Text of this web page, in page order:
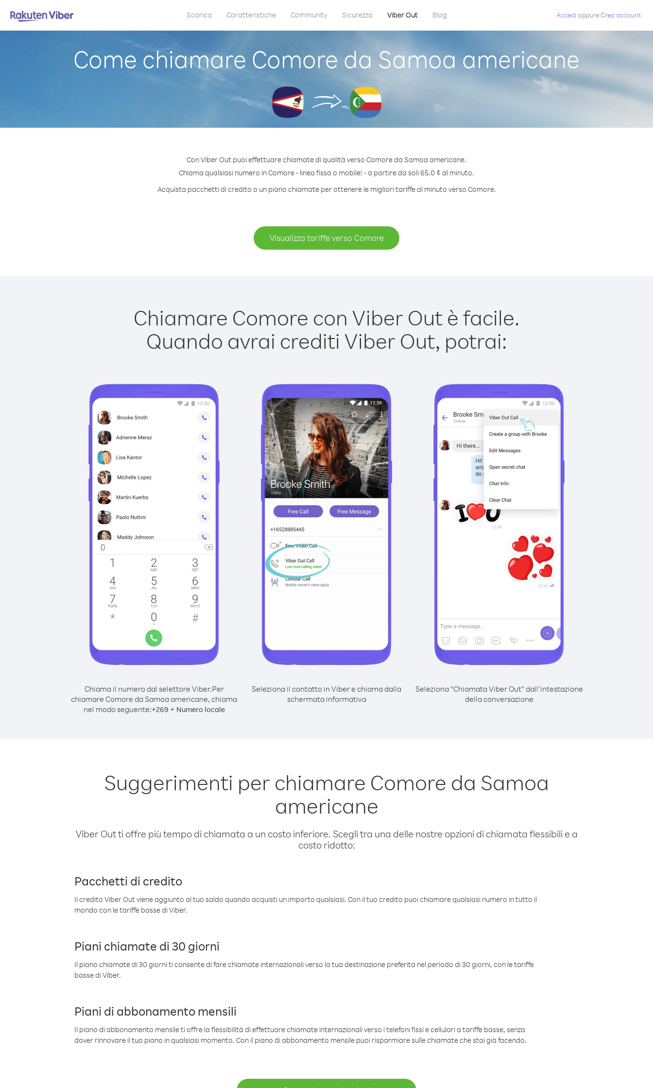
Scarica Caratteristiche Community Sicurezza Viber Out Blog Accedi oppureCrea account
Come chiamare Comore da Samoa americane
Con Viber Out puoi effettuare chiamate di qualità verso Comore da Samoa americane.
Chiama qualsiasi numero in Comore - linea fissa o mobile! - a partire da soli 65.0 ¢ al minuto.
Acquista pacchetti di credito o un piano chiamate per ottenere le migliori tariffe al minuto verso Comore.
Visualizza tariffe verso Comore
Chiamare Comore con Viber Out è facile.
Quando avrai crediti Viber Out, potrai:
Chiama il numero dal selettore Viber.Per
chiamare Comore da Samoa americane, chiama
nel modo seguente:+269 + Numero locale
Seleziona il contatto in Viber e chiama dalla
schermata informativa
Seleziona “Chiamata Viber Out” dall’intestazione
della conversazione
Suggerimenti per chiamare Comore da Samoa
americane
Viber Out ti offre più tempo di chiamata a un costo inferiore. Scegli tra una delle nostre opzioni di chiamata flessibili e a
costo ridotto:
Pacchetti di credito
Il credito Viber Out viene aggiunto al tuo saldo quando acquisti un importo qualsiasi. Con il tuo credito puoi chiamare qualsiasi numero in tutto il
mondo con le tariffe basse di Viber.
Piani chiamate di 30 giorni
Il piano chiamate di 30 giorni ti consente di fare chiamate internazionali verso la tua destinazione preferita nel periodo di 30 giorni, con le tariffe
basse di Viber.
Piani di abbonamento mensili
Il piano di abbonamento mensile ti offre la flessibilità di effettuare chiamate internazionali verso i telefoni fissi e cellulari a tariffe basse, senza
dover rinnovare il tuo piano in qualsiasi momento. Con il piano di abbonamento mensile puoi risparmiare sulle chiamate che stai già facendo.